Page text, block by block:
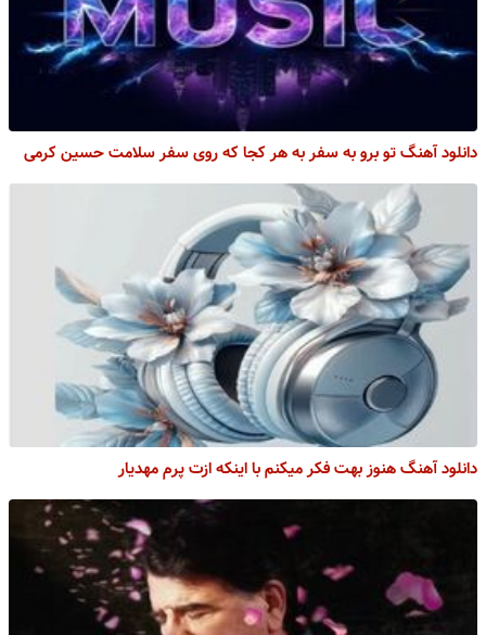
دانلود آهنگ تو برو به سفر به هر کجا که روی سفر سلامت حسین کرمی
دانلود آهنگ هنوز بهت فکر میکنم با اینکه ازت پرم مهدیار